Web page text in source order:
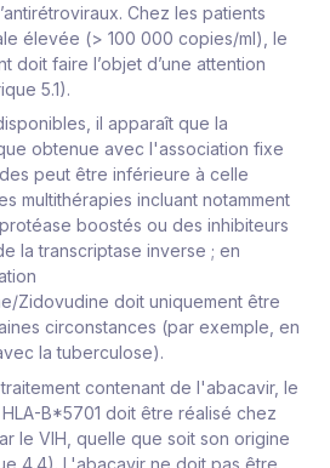
Chez les patients
élevée (> 100 000 copies/ml), le
doit faire l’objet d’une attention
5.1).
il apparaît que la
obtenue avec l'association fixe
peut être inférieure à celle
multithérapies incluant notamment
boostés ou des inhibiteurs
la transcriptase inverse ; en
Zidovudine doit uniquement être
circonstances (par exemple, en
la tuberculose).
contenant de l'abacavir, le
B*5701 doit être réalisé chez
le VIH, quelle que soit son origine
4.4). L'abacavir ne doit pas être